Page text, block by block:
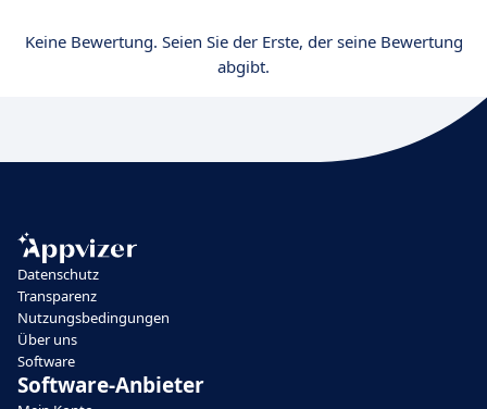
Keine Bewertung. Seien Sie der Erste, der seine Bewertung
abgibt.
Datenschutz
Transparenz
Nutzungsbedingungen
Über uns
Software
Software-Anbieter